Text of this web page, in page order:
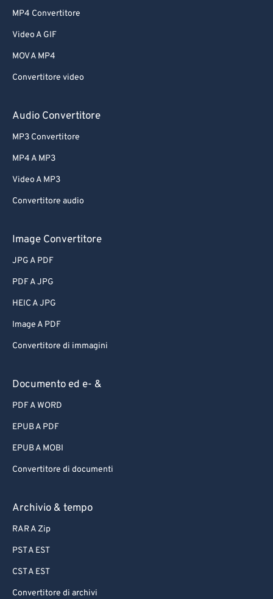
MP4 Convertitore
Video A GIF
MOV A MP4
Convertitore video
Audio Convertitore
MP3 Convertitore
MP4 A MP3
Video A MP3
Convertitore audio
Image Convertitore
JPG A PDF
PDF A JPG
HEIC A JPG
Image A PDF
Convertitore di immagini
Documento ed e- &
PDF A WORD
EPUB A PDF
EPUB A MOBI
Convertitore di documenti
Archivio & tempo
RAR A Zip
PST A EST
CST A EST
Convertitore di archivi